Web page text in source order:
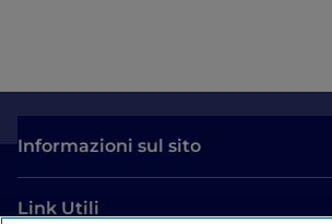
Informazioni sul sito
Link Utili